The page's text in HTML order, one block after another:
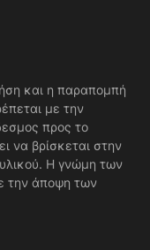
και η παραπομπή
με την
προς το
να βρίσκεται στην
Η γνώμη των
την άποψη των